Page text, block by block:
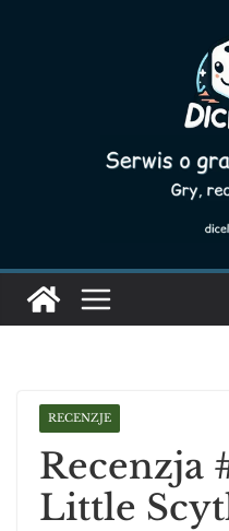
RECENZJE
Recenzja
Little